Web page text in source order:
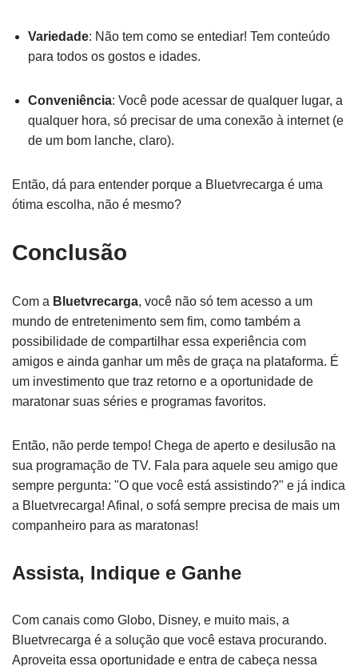
Variedade: Não tem como se entediar! Tem conteúdo
para todos os gostos e idades.
Conveniência: Você pode acessar de qualquer lugar, a
qualquer hora, só precisar de uma conexão à internet (e
de um bom lanche, claro).
Então, dá para entender porque a Bluetvrecarga é uma
ótima escolha, não é mesmo?
Conclusão
Com a Bluetvrecarga, você não só tem acesso a um
mundo de entretenimento sem fim, como também a
possibilidade de compartilhar essa experiência com
amigos e ainda ganhar um mês de graça na plataforma. É
um investimento que traz retorno e a oportunidade de
maratonar suas séries e programas favoritos.
Então, não perde tempo! Chega de aperto e desilusão na
sua programação de TV. Fala para aquele seu amigo que
sempre pergunta: "O que você está assistindo?" e já indica
a Bluetvrecarga! Afinal, o sofá sempre precisa de mais um
companheiro para as maratonas!
Assista, Indique e Ganhe
Com canais como Globo, Disney, e muito mais, a
Bluetvrecarga é a solução que você estava procurando.
Aproveita essa oportunidade e entra de cabeça nessa